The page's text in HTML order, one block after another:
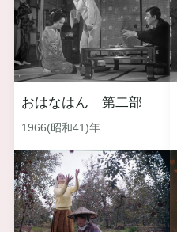
おはなはん 第二部
1966(昭和41)年